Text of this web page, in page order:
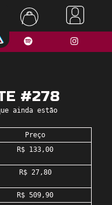
#278
ainda estão
Preço
R$ 133,00
R$ 27,80
R$ 509,90